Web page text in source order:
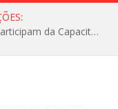
Servidores e Vereadores de Almeirim Participam da Capacitação “Orientar é a Nossa Missão”